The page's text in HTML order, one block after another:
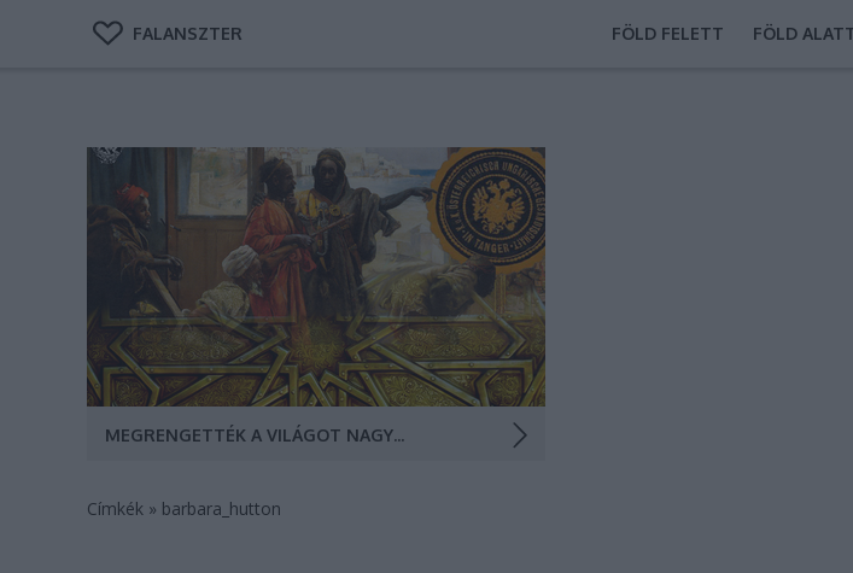
FALANSZTER FÖLD FELETT FÖLD
A marokkói főkonzulátusunkon élők és dolgozók
jelentősen meghatározták az autógyártás, a festészet
és a klasszikus zenét. Tanger városa, ahogy Tornai
Gyula festőművész látta (Grafika: Falanszter.blog.hu)
MEGRENGETTÉK A VILÁGOT NAGYKÖVETSÉGÜNK LAKÓI
Címkék » barbara_hutton